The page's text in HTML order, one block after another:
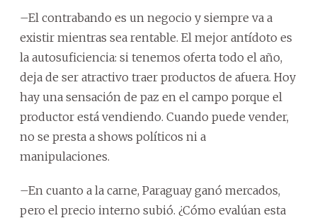
–El contrabando es un negocio y siempre va a
existir mientras sea rentable. El mejor antídoto es
la autosuficiencia: si tenemos oferta todo el año,
deja de ser atractivo traer productos de afuera. Hoy
hay una sensación de paz en el campo porque el
productor está vendiendo. Cuando puede vender,
no se presta a shows políticos ni a
manipulaciones.
–En cuanto a la carne, Paraguay ganó mercados,
pero el precio interno subió. ¿Cómo evalúan esta